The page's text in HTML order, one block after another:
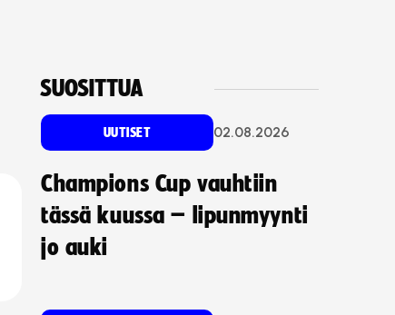
SUOSITTUA
UUTISET 02.08.2026
Champions Cup vauhtiin
tässä kuussa – lipunmyynti
jo auki